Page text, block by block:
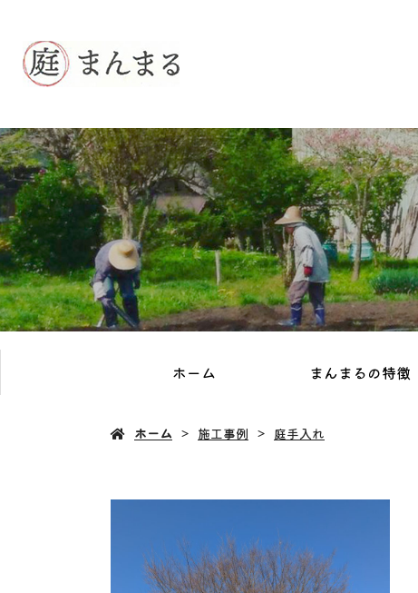
ホーム まんまるの特徴
ホーム 施工事例 庭手入れ